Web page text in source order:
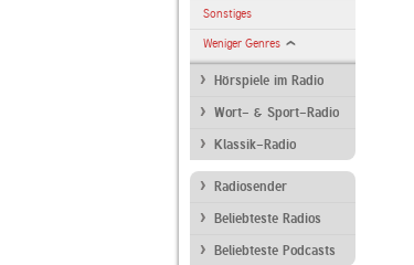
Sonstiges
Weniger Genres
Hörspiele im Radio
Wort- & Sport-Radio
Klassik-Radio
Radiosender
Beliebteste Radios
Beliebteste Podcasts